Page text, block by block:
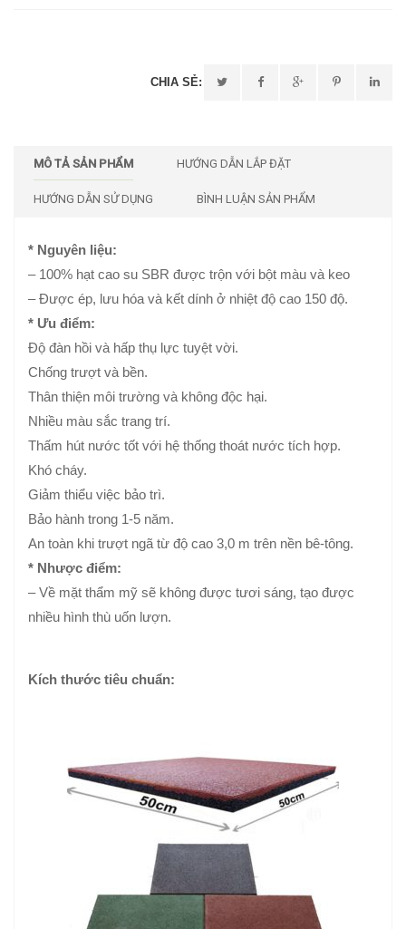
CHIA SẺ:
MÔ TẢ SẢN PHẨM HƯỚNG DẪN LẮP ĐẶT
HƯỚNG DẪN SỬ DỤNG BÌNH LUẬN SẢN PHẨM
* Nguyên liệu:
– 100% hạt cao su SBR được trộn với bột màu và keo
– Được ép, lưu hóa và kết dính ở nhiệt độ cao 150 độ.
* Ưu điểm:
Độ đàn hồi và hấp thụ lực tuyệt vời.
Chống trượt và bền.
Thân thiện môi trường và không độc hại.
Nhiều màu sắc trang trí.
Thấm hút nước tốt với hệ thống thoát nước tích hợp.
Khó cháy.
Giảm thiểu việc bảo trì.
Bảo hành trong 1-5 năm.
An toàn khi trượt ngã từ độ cao 3,0 m trên nền bê-tông.
* Nhược điểm:
– Về mặt thẩm mỹ sẽ không được tươi sáng, tạo được
nhiều hình thù uốn lượn.
Kích thước tiêu chuẩn: